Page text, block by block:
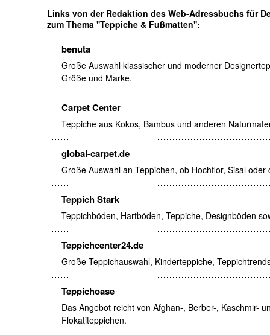
Links von der Redaktion des Web-Adressbuchs für
zum Thema ''Teppiche & Fußmatten'':
benuta
Große Auswahl klassischer und moderner
Größe und Marke.
Carpet Center
Teppiche aus Kokos, Bambus und anderen
global-carpet.de
Große Auswahl an Teppichen, ob Hochflor, Sisal oder
Teppich Stark
Teppichböden, Hartböden, Teppiche, Designböden
Teppichcenter24.de
Große Teppichauswahl, Kinderteppiche,
Teppichoase
Das Angebot reicht von Afghan-, Berber-, Kaschmir-
Flokatiteppichen.